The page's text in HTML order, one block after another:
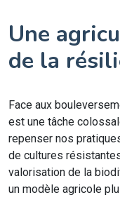
Une
de la
Face aux
est une tâche
repenser nos
de cultures
valorisation de la
un modèle agricole